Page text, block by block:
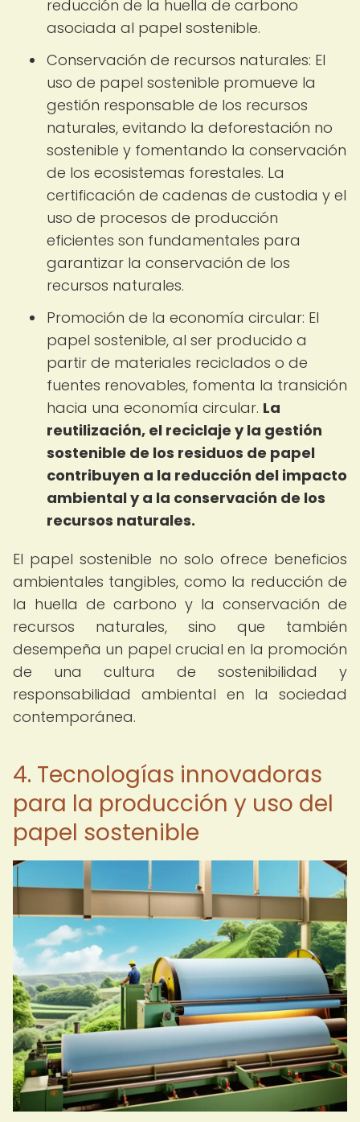
reducción de la huella de carbono
asociada al papel sostenible.
Conservación de recursos naturales: El
uso de papel sostenible promueve la
gestión responsable de los recursos
naturales, evitando la deforestación no
sostenible y fomentando la conservación
de los ecosistemas forestales. La
certificación de cadenas de custodia y el
uso de procesos de producción
eficientes son fundamentales para
garantizar la conservación de los
recursos naturales.
Promoción de la economía circular: El
papel sostenible, al ser producido a
partir de materiales reciclados o de
fuentes renovables, fomenta la transición
hacia una economía circular. La
reutilización, el reciclaje y la gestión
sostenible de los residuos de papel
contribuyen a la reducción del impacto
ambiental y a la conservación de los
recursos naturales.
El papel sostenible no solo ofrece beneficios
ambientales tangibles, como la reducción de
la huella de carbono y la conservación de
recursos naturales, sino que también
desempeña un papel crucial en la promoción
de una cultura de sostenibilidad y
responsabilidad ambiental en la sociedad
contemporánea.
4. Tecnologías innovadoras
para la producción y uso del
papel sostenible